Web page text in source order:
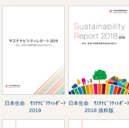
日本生命 ｻｽﾃﾅﾋﾞﾘﾃｨﾚﾎﾟｰﾄ
2019
日本生命 ｻｽﾃﾅﾋﾞﾘﾃｨﾚﾎﾟｰ
2018 抜粋版